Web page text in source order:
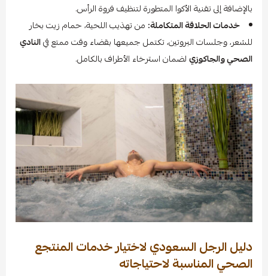
بالإضافة إلى تقنية الأكوا المتطورة لتنظيف فروة الرأس.
خدمات الحلاقة المتكاملة: من تهذيب اللحية، حمام زيت بخار
للشعر، وجلسات البروتين، تكتمل جميعها بقضاء وقت ممتع فيالنادي
الصحي والجاكوزيلضمان استرخاء الأطراف بالكامل.
دليل الرجل السعودي لاختيار خدمات المنتجع
الصحي المناسبة لاحتياجاته